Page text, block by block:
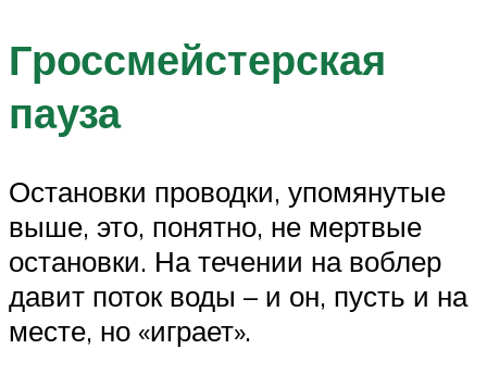
Гроссмейстерская
пауза
Остановки проводки, упомянутые
выше, это, понятно, не мертвые
остановки. На течении на воблер
давит поток воды – и он, пусть и на
месте, но «играет».